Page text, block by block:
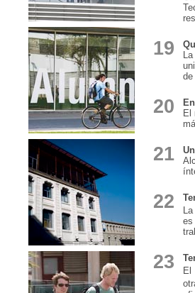
19
de
20
El
21
22
es
23
El